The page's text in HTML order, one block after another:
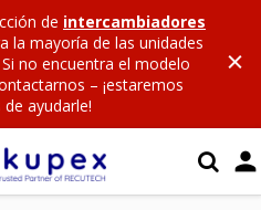
de intercambiadores
la mayoría de las unidades
no encuentra el modelo
– ¡estaremos
ayudarle!
